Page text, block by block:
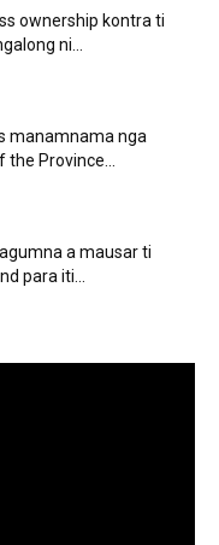
ownership kontra ti
ni...
manamnama nga
Province...
a mausar ti
para iti...